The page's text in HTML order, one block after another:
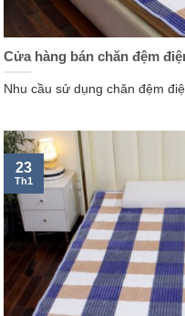
Cửa hàng bán chăn đệm
Nhu cầu sử dụng chăn đệm
23
Th1